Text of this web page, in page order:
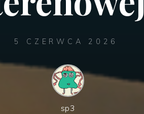
5 CZERWCA 2026
sp3